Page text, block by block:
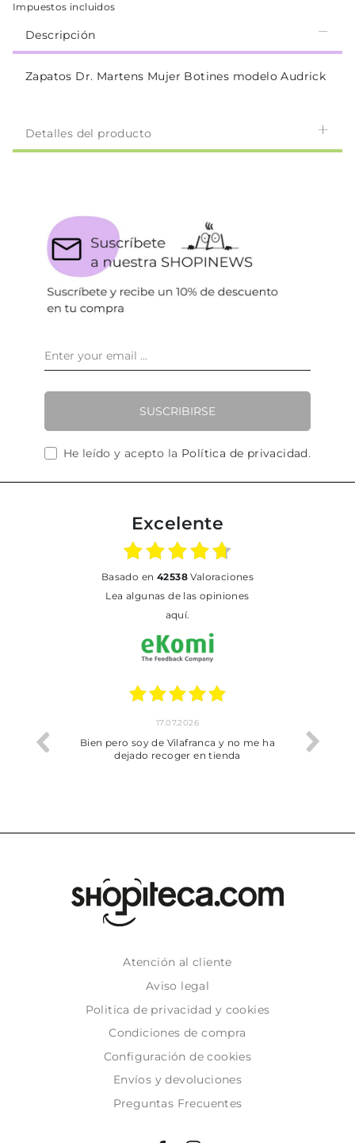
Impuestos incluidos
Descripción
Zapatos Dr. Martens Mujer Botines modelo Audrick
Detalles del producto
SUSCRIBIRSE
He leído y acepto la Política de privacidad.
Excelente
basado en 42538Valoraciones
Lea algunas de las opiniones
aquí.
trobat
17.07.2026
Bien pero soy de Vilafranca y no me ha
dejado recoger en tienda
Atención al cliente
Aviso legal
Politica de privacidad y cookies
Condiciones de compra
Configuración de cookies
Envíos y devoluciones
Preguntas Frecuentes